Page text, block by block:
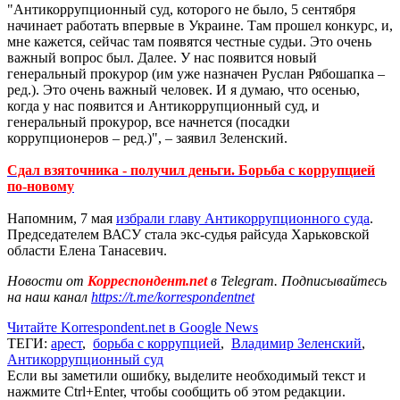
"Антикоррупционный суд, которого не было, 5 сентября
начинает работать впервые в Украине. Там прошел конкурс, и,
мне кажется, сейчас там появятся честные судьи. Это очень
важный вопрос был. Далее. У нас появится новый
генеральный прокурор (им уже назначен Руслан Рябошапка –
ред.). Это очень важный человек. И я думаю, что осенью,
когда у нас появится и Антикоррупционный суд, и
генеральный прокурор, все начнется (посадки
коррупционеров – ред.)", – заявил Зеленский.
Сдал взяточника - получил деньги. Борьба с коррупцией
по-новому
Напомним, 7 мая избрали главу Антикоррупционного суда.
Председателем ВАСУ стала экс-судья райсуда Харьковской
области Елена Танасевич.
Новости от Корреспондент.netв Telegram. Подписывайтесь
на наш канал https://t.me/korrespondentnet
Читайте Korrespondent.net в Google News
ТЕГИ: арест, борьба с коррупцией, Владимир Зеленский,
Антикоррупционный суд
Если вы заметили ошибку, выделите необходимый текст и
нажмите Ctrl+Enter, чтобы сообщить об этом редакции.